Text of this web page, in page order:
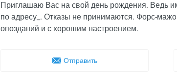
Приглашаю Вас на свой день рождения. Ведь
по адресу_. Отказы не принимаются. Форс-
опозданий и с хорошим настроением.
Отправить